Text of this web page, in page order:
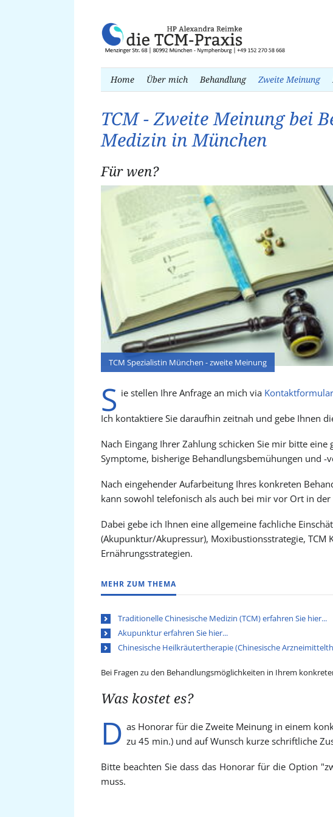
Navigation
überspringen
Home Über mich Behandlung Zweite Meinung
TCM - Zweite Meinung bei
Medizin in München
Für wen?
TCM Spezialistin München - zweite Meinung
S ie stellen Ihre Anfrage an mich via Kontaktformular
Ich kontaktiere Sie daraufhin zeitnah und gebe Ihnen
Nach Eingang Ihrer Zahlung schicken Sie mir bitte
Symptome, bisherige Behandlungsbemühungen und -
Nach eingehender Aufarbeitung Ihres konkreten
kann sowohl telefonisch als auch bei mir vor Ort in
Dabei gebe ich Ihnen eine allgemeine fachliche
(Akupunktur/Akupressur), Moxibustionsstrategie,
Ernährungsstrategien.
MEHR ZUM THEMA
Traditionelle Chinesische Medizin (TCM) erfahren Sie hier...
Akupunktur erfahren Sie hier...
Chinesische Heilkräutertherapie (Chinesische
Bei Fragen zu den Behandlungsmöglichkeiten in Ihrem
Was kostet es?
D as Honorar für die Zweite Meinung in einem
zu 45 min.) und auf Wunsch kurze schriftliche
Bitte beachten Sie dass das Honorar für die Option
muss.